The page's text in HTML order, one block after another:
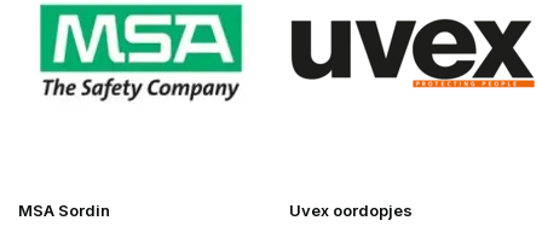
MSA Sordin Uvex oordopjes